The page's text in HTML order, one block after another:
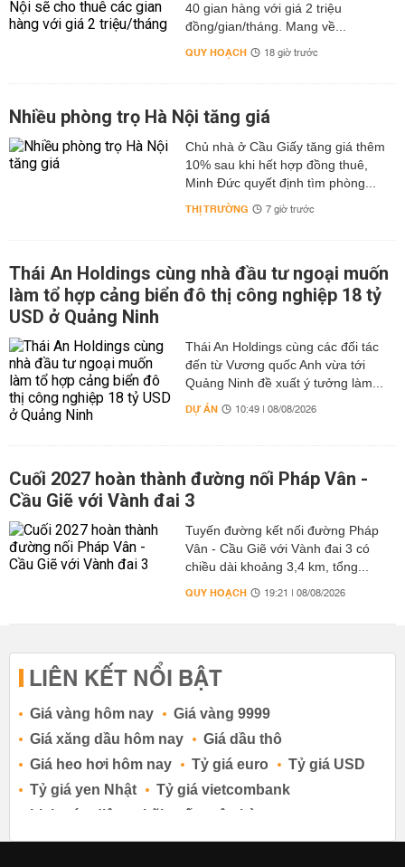
40 gian hàng với giá 2 triệu
đồng/gian/tháng. Mang về...
QUY HOẠCH 18 giờ trước
Nhiều phòng trọ Hà Nội tăng giá
Chủ nhà ở Cầu Giấy tăng giá thêm
10% sau khi hết hợp đồng thuê,
Minh Đức quyết định tìm phòng...
THỊ TRƯỜNG 7 giờ trước
Thái An Holdings cùng nhà đầu tư ngoại muốn
làm tổ hợp cảng biển đô thị công nghiệp 18 tỷ
USD ở Quảng Ninh
Thái An Holdings cùng các đối tác
đến từ Vương quốc Anh vừa tới
Quảng Ninh đề xuất ý tưởng làm...
DỰ ÁN 10:49 | 08/08/2026
Cuối 2027 hoàn thành đường nối Pháp Vân -
Cầu Giẽ với Vành đai 3
Tuyến đường kết nối đường Pháp
Vân - Cầu Giẽ với Vành đai 3 có
chiều dài khoảng 3,4 km, tổng...
QUY HOẠCH 19:21 | 08/08/2026
LIÊN KẾT NỔI BẬT
Giá vàng hôm nay
Giá vàng 9999
Giá xăng dầu hôm nay
Giá dầu thô
Giá heo hơi hôm nay
Tỷ giá euro
Tỷ giá USD
Tỷ giá yen Nhật
Tỷ giá vietcombank
Lịch cúp điện
Lãi suất ngân hàng
Lãi suất tiết kiệm
Lãi suất tiền gửi